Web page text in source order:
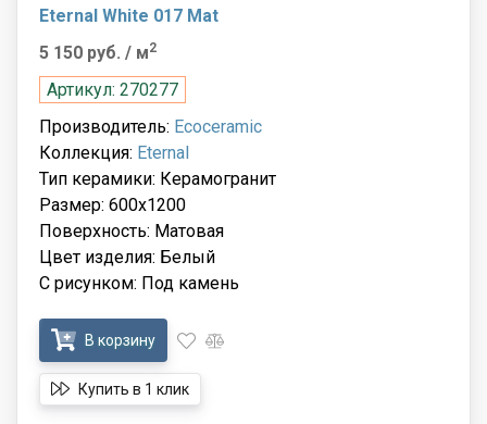
Eternal White 017 Mat
5 150 руб. / м2
Артикул: 270277
Производитель: Ecoceramic
Коллекция: Eternal
Тип керамики: Керамогранит
Размер: 600x1200
Поверхность: Матовая
Цвет изделия: Белый
С рисунком: Под камень
В корзину
Купить в 1 клик